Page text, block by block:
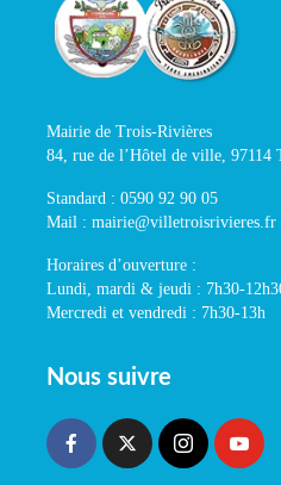
Mairie de Trois-Rivières
84, rue de l’Hôtel de ville, 97114
Standard : 0590 92 90 05
Mail : mairie@villetroisrivieres.fr
Horaires d’ouverture :
Lundi, mardi & jeudi : 7h30-
Mercredi et vendredi : 7h30-13h
Nous suivre